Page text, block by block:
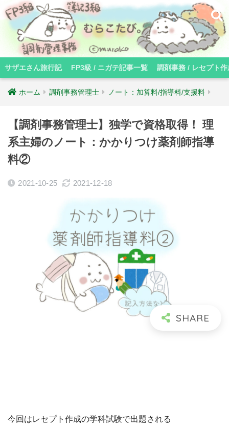
サザエさん旅行記 FP3級 / ニガテ記事一覧 調剤事務 / レセプト作
ホーム 調剤事務管理士 ノート：加算料/指導料/支援料
【調剤事務管理士】独学で資格取得！ 理
系主婦のノート：かかりつけ薬剤師指導
料②
2021-10-25 2021-12-18
今回はレセプト作成の学科試験で出題される